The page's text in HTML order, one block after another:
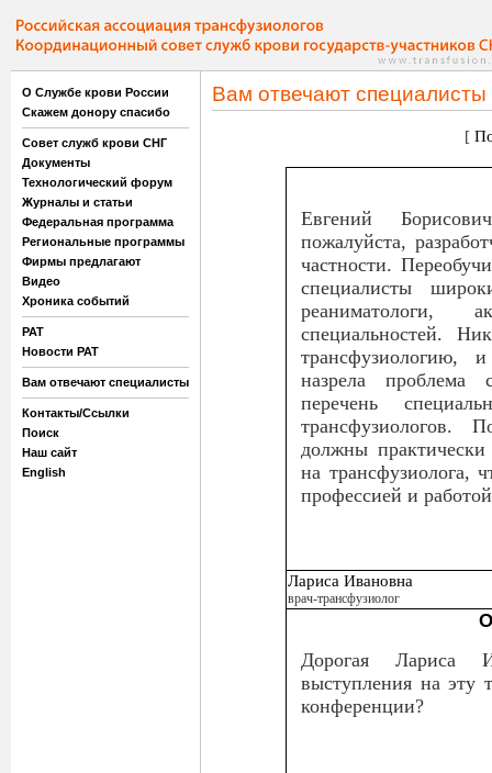
О Службе крови России
Скажем донору спасибо
Совет служб крови СНГ
Документы
Технологический форум
Журналы и статьи
Федеральная программа
Региональные программы
Фирмы предлагают
Видео
Хроника событий
РАТ
Новости РАТ
Вам отвечают специалисты
Контакты/Ссылки
Поиск
Наш сайт
English
Вам отвечают специалисты
[
Евгений
пожалуйста,
частности.
специалисты
специальностей.
трансфузиологию,
назрела проблема
перечень
трансфузиологов.
должны
на трансфузиолога,
профессией и
Лариса Ивановна
врач-трансфузиолог
Дорогая Лариса
выступления на эту
конференции?